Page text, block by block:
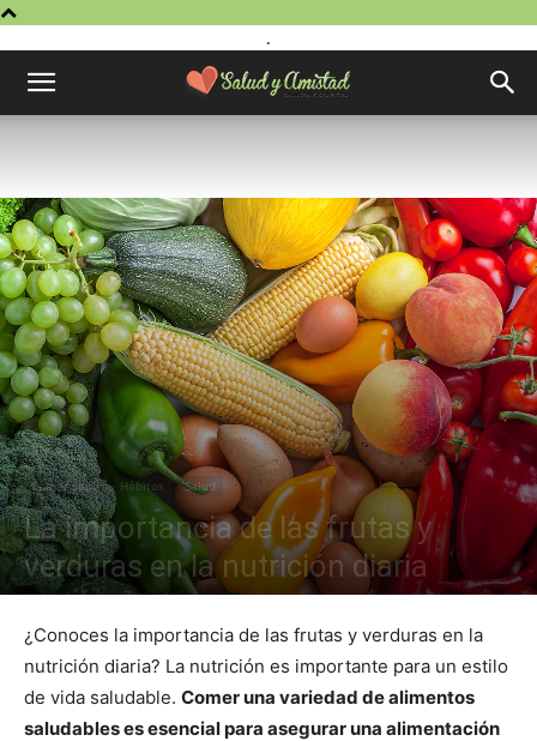
.
Comer sano Hábitos Salud
La importancia de las frutas y
verduras en la nutrición diaria
¿Conoces la importancia de las frutas y verduras en la
nutrición diaria? La nutrición es importante para un estilo
de vida saludable. Comer una variedad de alimentos
saludables es esencial para asegurar una alimentación